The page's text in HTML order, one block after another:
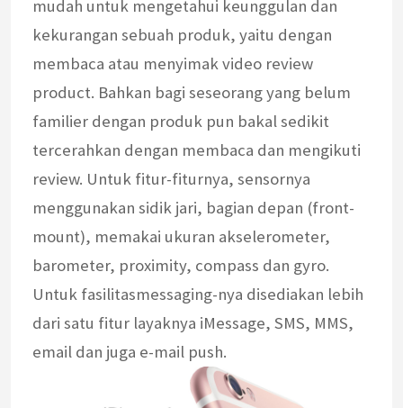
mudah untuk mengetahui keunggulan dan
kekurangan sebuah produk, yaitu dengan
membaca atau menyimak video review
product. Bahkan bagi seseorang yang belum
familier dengan produk pun bakal sedikit
tercerahkan dengan membaca dan mengikuti
review. Untuk fitur-fiturnya, sensornya
menggunakan sidik jari, bagian depan (front-
mount), memakai ukuran akselerometer,
barometer, proximity, compass dan gyro.
Untuk fasilitasmessaging-nya disediakan lebih
dari satu fitur layaknya iMessage, SMS, MMS,
email dan juga e-mail push.